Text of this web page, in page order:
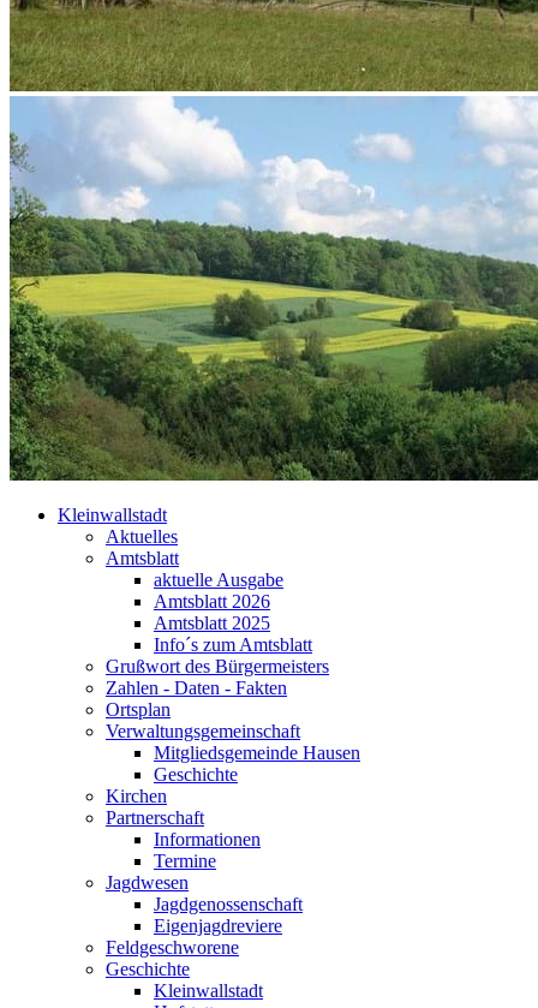
Kleinwallstadt
Aktuelles
Amtsblatt
aktuelle Ausgabe
Amtsblatt 2026
Amtsblatt 2025
Info´s zum Amtsblatt
Grußwort des Bürgermeisters
Zahlen - Daten - Fakten
Ortsplan
Verwaltungsgemeinschaft
Mitgliedsgemeinde Hausen
Geschichte
Kirchen
Partnerschaft
Informationen
Termine
Jagdwesen
Jagdgenossenschaft
Eigenjagdreviere
Feldgeschworene
Geschichte
Kleinwallstadt